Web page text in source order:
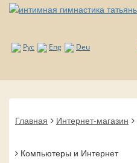
Рус Eng Deu
Главная Интернет-магазин
Компьютеры и Интернет